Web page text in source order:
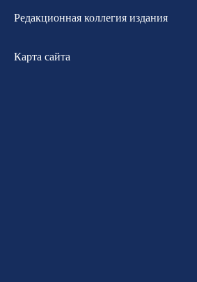
Редакционная коллегия издания
Карта сайта